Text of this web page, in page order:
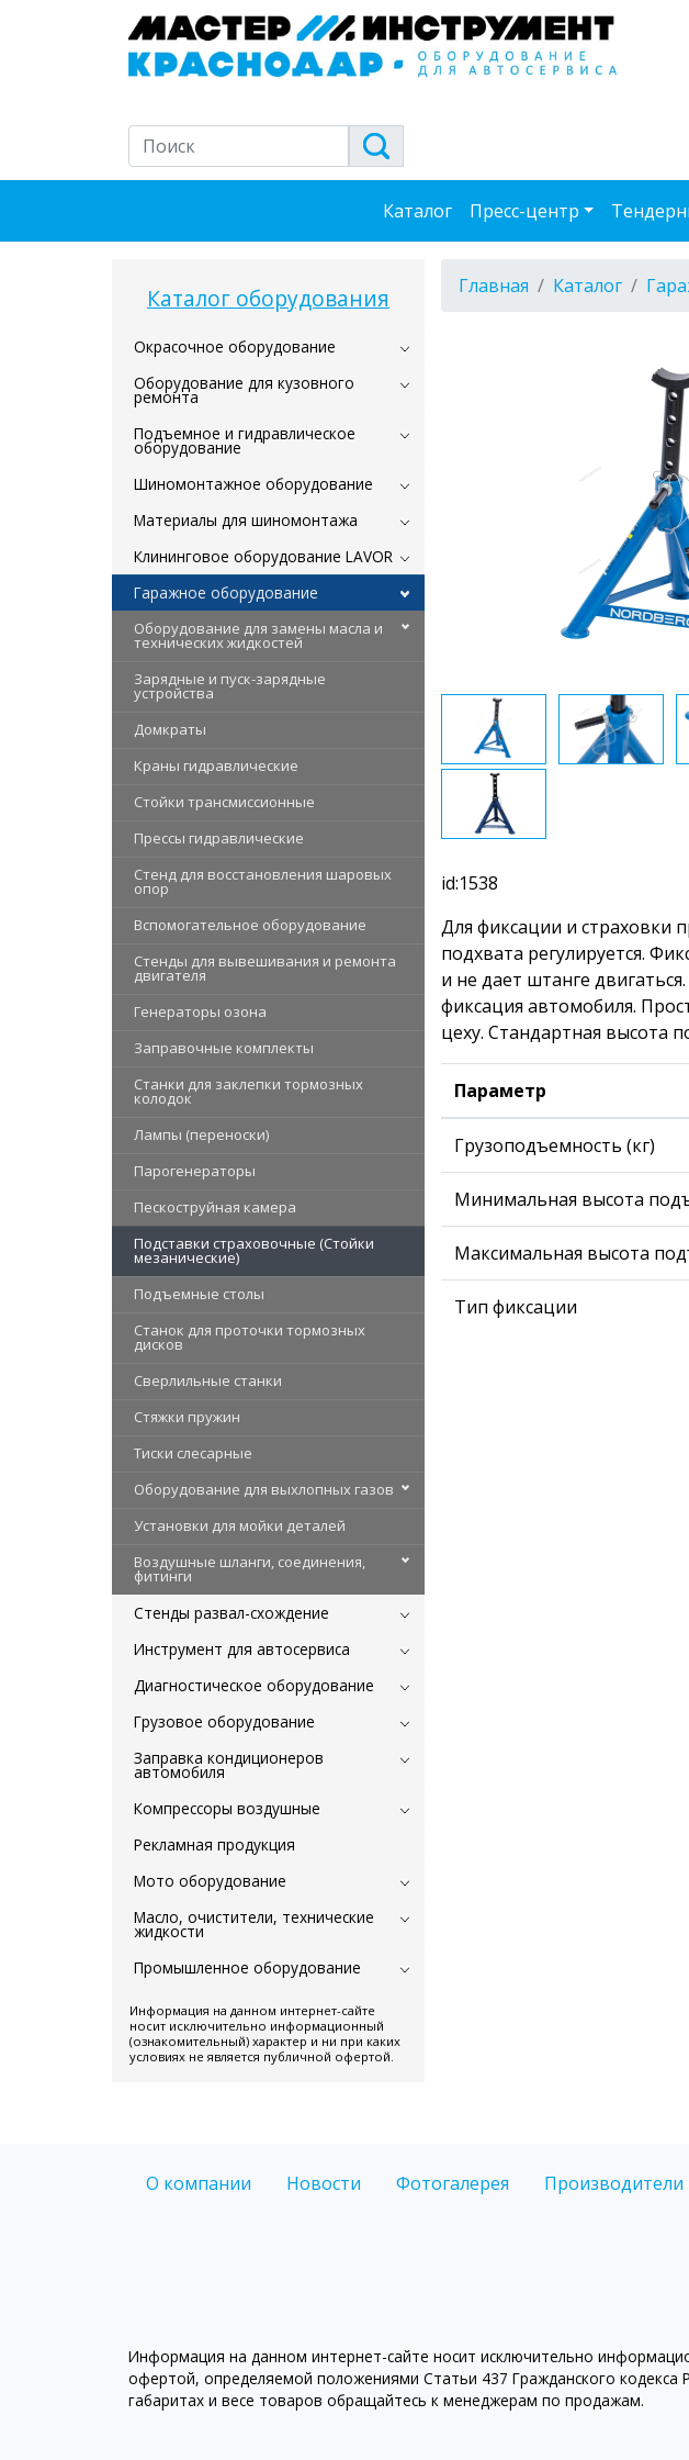
Каталог Пресс-центр
Каталог оборудования
Окрасочное оборудование
Оборудование для кузовного
ремонта
Подъемное и гидравлическое
оборудование
Шиномонтажное оборудование
Материалы для шиномонтажа
Клининговое оборудование LAVOR
Гаражное оборудование
Оборудование для замены масла и
технических жидкостей
Зарядные и пуск-зарядные
устройства
Домкраты
Краны гидравлические
Стойки трансмиссионные
Прессы гидравлические
Стенд для восстановления шаровых
опор
Вспомогательное оборудование
Стенды для вывешивания и ремонта
двигателя
Генераторы озона
Заправочные комплекты
Станки для заклепки тормозных
колодок
Лампы (переноски)
Парогенераторы
Пескоструйная камера
Подставки страховочные (Стойки
мезанические)
Подъемные столы
Станок для проточки тормозных
дисков
Сверлильные станки
Стяжки пружин
Тиски слесарные
Оборудование для выхлопных газов
Установки для мойки деталей
Воздушные шланги, соединения,
фитинги
Стенды развал-схождение
Инструмент для автосервиса
Диагностическое оборудование
Грузовое оборудование
Заправка кондиционеров
автомобиля
Компрессоры воздушные
Рекламная продукция
Мото оборудование
Масло, очистители, технические
жидкости
Промышленное оборудование
Информация на данном интернет-сайте
носит исключительно информационный
(ознакомительный) характер и ни при каких
условиях не является публичной офертой.
Главная Каталог
id:1538
Для фиксации и страховки
подхвата регулируется.
и не дает штанге
фиксация автомобиля.
цеху. Стандартная высота
Параметр
Грузоподъемность (кг)
Минимальная высота
Максимальная высота
Тип фиксации
О компании Новости Фотогалерея Производители
Информация на данном интернет-сайте носит исключительно
офертой, определяемой положениями Статьи 437 Гражданского
габаритах и весе товаров обращайтесь к менеджерам по продажам.